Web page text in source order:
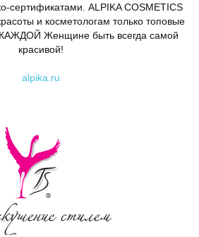
сертификатами. ALPIKA COSMETICS
и косметологам только топовые
Женщине быть всегда самой
красивой!
alpika.ru